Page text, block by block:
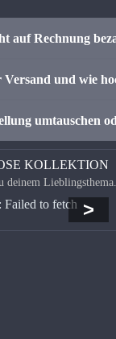
auf Rechnung
und wie
umtauschen
KOLLEKTION
deinem Lieblingsthema.
Failed to fetch >